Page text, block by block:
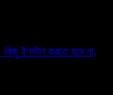
ইনস্টল করতে হবে না,